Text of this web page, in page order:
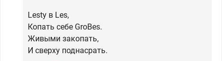
Lesty в Les,
Копать себе GroBes.
Живыми закопать,
И сверху поднасрать.